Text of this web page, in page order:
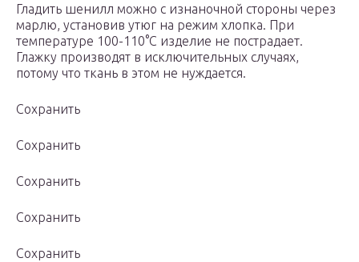
Гладить шенилл можно с изнаночной стороны через
марлю, установив утюг на режим хлопка. При
температуре 100-110°С изделие не пострадает.
Глажку производят в исключительных случаях,
потому что ткань в этом не нуждается.
Сохранить
Сохранить
Сохранить
Сохранить
Сохранить